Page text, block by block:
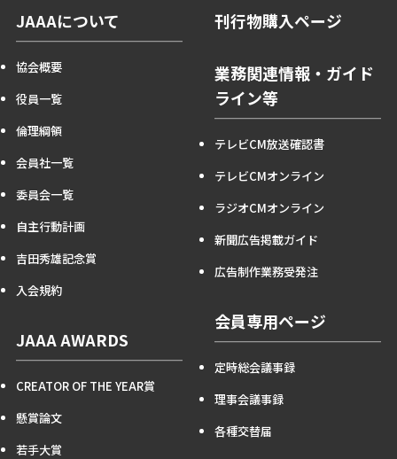
JAAAについて
協会概要
役員一覧
倫理綱領
会員社一覧
委員会一覧
自主行動計画
吉田秀雄記念賞
入会規約
JAAA AWARDS
CREATOR OF THE YEAR賞
懸賞論文
若手大賞
刊行物購入ページ
業務関連情報・ガイド
ライン等
テレビCM放送確認書
テレビCMオンライン
ラジオCMオンライン
新聞広告掲載ガイド
広告制作業務受発注
会員専用ページ
定時総会議事録
理事会議事録
各種交替届